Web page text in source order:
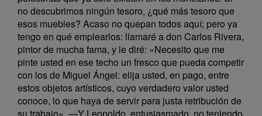
no descubrimos ningún tesoro, ¿qué más tesoro que
esos muebles? Acaso no quepan todos aquí; pero ya
tengo en qué emplearlos: llamaré a don Carlos Rivera,
pintor de mucha fama, y le diré: «Necesito que me
pinte usted en ese techo un fresco que pueda competir
con los de Miguel Ángel: elija usted, en pago, entre
estos objetos artísticos, cuyo verdadero valor usted
conoce, lo que haya de servir para justa retribución de